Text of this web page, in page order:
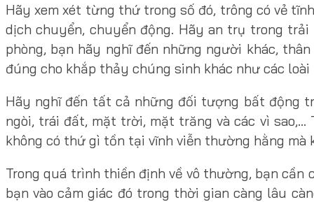
Hãy xem xét từng thứ trong số đó, trông có vẻ
dịch chuyển, chuyển động. Hãy an trụ trong
phòng, bạn hãy nghĩ đến những người khác,
đúng cho khắp thảy chúng sinh khác như các
Hãy nghĩ đến tất cả những đối tượng bất động
ngòi, trái đất, mặt trời, mặt trăng và các vì
không có thứ gì tồn tại vĩnh viễn thường hằng
Trong quá trình thiền định về vô thường, bạn
bạn vào cảm giác đó trong thời gian càng lâu